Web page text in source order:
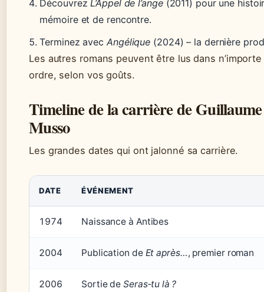
DécouvrezL’Appel de l’ange(2011) pour une
mémoire et de rencontre.
Terminez avec Angélique (2024) – la dernière
Les autres romans peuvent être lus dans
ordre, selon vos goûts.
Timeline de la carrière de Guillaume
Musso
Les grandes dates qui ont jalonné sa carrière.
DATE ÉVÉNEMENT
1974 Naissance à Antibes
2004 Publication de Et après…, premier roman
2006 Sortie de Seras‑tu là ?